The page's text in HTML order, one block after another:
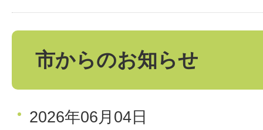
市からのお知らせ
2026年06月04日